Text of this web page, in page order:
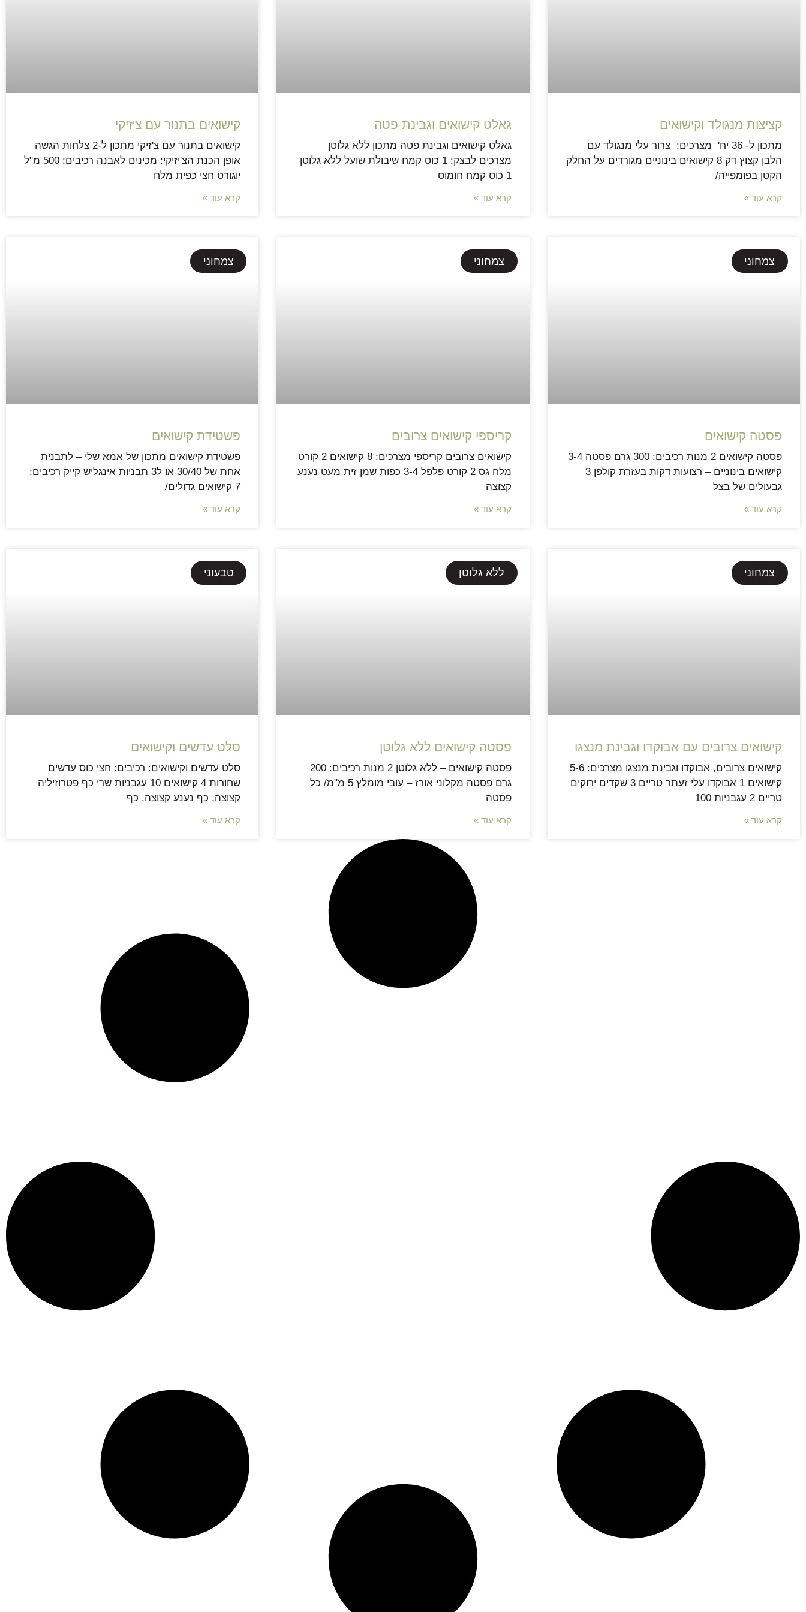
קציצות מנגולד וקישואים‎
מתכון ל- 36 יח' מצרכים: צרור עלי מנגולד עם
הלבן קצוץ דק 8 קישואים בינוניים מגורדים על החלק
הקטן בפומפייה/
קרא עוד »
גאלט קישואים וגבינת פטה
גאלט קישואים וגבינת פטה מתכון ללא גלוטן
מצרכים לבצק: 1 כוס קמח שיבולת שועל ללא גלוטן
1 כוס קמח חומוס
קרא עוד »
קישואים בתנור עם צ'זיקי
קישואים בתנור עם צ'זיקי מתכון ל-2 צלחות הגשה
אופן הכנת הצ'יזיקי: מכינים לאבנה רכיבים: 500 מ"ל
יוגורט חצי כפית מלח
קרא עוד »
צמחוני
פסטה קישואים
פסטה קישואים 2 מנות רכיבים: 300 גרם פסטה 3-4
קישואים בינוניים – רצועות דקות בעזרת קולפן 3
גבעולים של בצל
קרא עוד »
צמחוני
קריספי קישואים צרובים
קישואים צרובים קריספי מצרכים: 8 קישואים 2 קורט
מלח גס 2 קורט פלפל 3-4 כפות שמן זית מעט נענע
קצוצה
קרא עוד »
צמחוני
פשטידת קישואים
פשטידת קישואים מתכון של אמא שלי – לתבנית
אחת של 30/40 או ל3 תבניות אינגליש קייק רכיבים:
7 קישואים גדולים/
קרא עוד »
צמחוני
קישואים צרובים עם אבוקדו וגבינת מנצגו
קישואים צרובים, אבוקדו וגבינת מנצגו מצרכים: 5-6
קישואים 1 אבוקדו עלי זעתר טריים 3 שקדים ירוקים
טריים 2 עגבניות 100
קרא עוד »
ללא גלוטן
פסטה קישואים ללא גלוטן
פסטה קישואים – ללא גלוטן 2 מנות רכיבים: 200
גרם פסטה מקלוני אורז – עובי מומלץ 5 מ"מ/ כל
פסטה
קרא עוד »
טבעוני
סלט עדשים וקישואים
סלט עדשים וקישואים: רכיבים: חצי כוס עדשים
שחורות 4 קישואים 10 עגבניות שרי כף פטרוזיליה
קצוצה, כף נענע קצוצה, כף
קרא עוד »